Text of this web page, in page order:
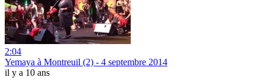
2:04
Yemaya à Montreuil (2) - 4 septembre 2014
il y a 10 ans